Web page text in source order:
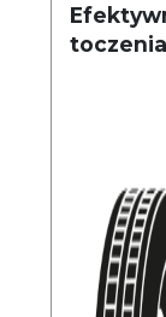
toczenia